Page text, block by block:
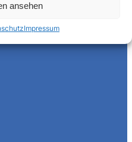
ansehen
Impressum